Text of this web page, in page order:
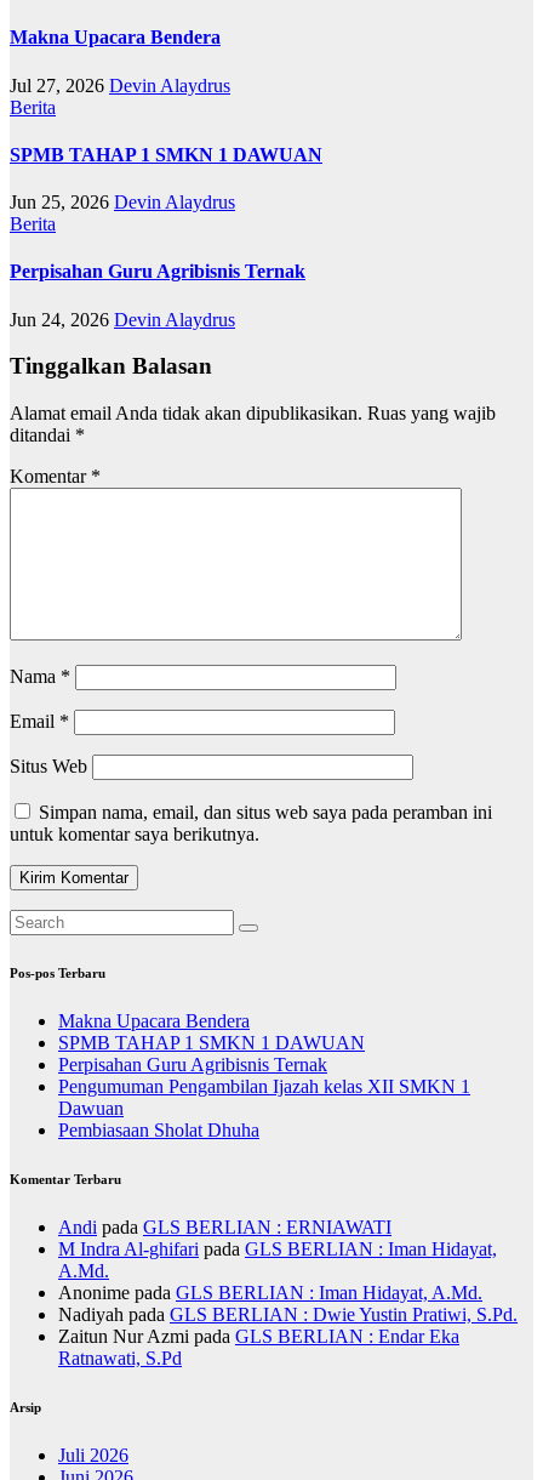
Makna Upacara Bendera
Jul 27, 2026 Devin Alaydrus
Berita
SPMB TAHAP 1 SMKN 1 DAWUAN
Jun 25, 2026 Devin Alaydrus
Berita
Perpisahan Guru Agribisnis Ternak
Jun 24, 2026 Devin Alaydrus
Tinggalkan Balasan
Alamat email Anda tidak akan dipublikasikan. Ruas yang wajib
ditandai *
Komentar *
Nama *
Email *
Situs Web
Simpan nama, email, dan situs web saya pada peramban ini
untuk komentar saya berikutnya.
Pos-pos Terbaru
Makna Upacara Bendera
SPMB TAHAP 1 SMKN 1 DAWUAN
Perpisahan Guru Agribisnis Ternak
Pengumuman Pengambilan Ijazah kelas XII SMKN 1
Dawuan
Pembiasaan Sholat Dhuha
Komentar Terbaru
Andi pada GLS BERLIAN : ERNIAWATI
M Indra Al-ghifari pada GLS BERLIAN : Iman Hidayat,
A.Md.
Anonime pada GLS BERLIAN : Iman Hidayat, A.Md.
Nadiyah pada GLS BERLIAN : Dwie Yustin Pratiwi, S.Pd.
Zaitun Nur Azmi pada GLS BERLIAN : Endar Eka
Ratnawati, S.Pd
Arsip
Juli 2026